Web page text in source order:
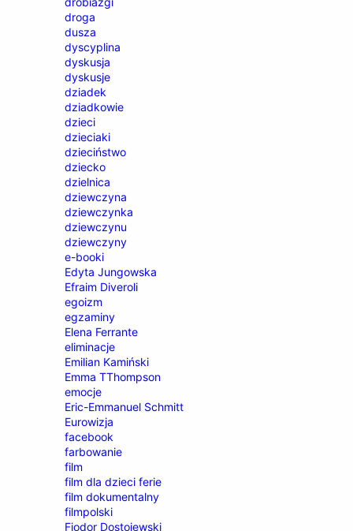
droga
dusza
dyscyplina
dyskusja
dyskusje
dziadek
dziadkowie
dzieci
dzieciaki
dzieciństwo
dziecko
dzielnica
dziewczyna
dziewczynka
dziewczynu
dziewczyny
e-booki
Edyta Jungowska
Efraim Diveroli
egoizm
egzaminy
Elena Ferrante
eliminacje
Emilian Kamiński
Emma TThompson
emocje
Eric-Emmanuel Schmitt
Eurowizja
facebook
farbowanie
film
film dla dzieci ferie
film dokumentalny
filmpolski
Fiodor Dostojewski